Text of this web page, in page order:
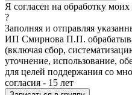
Я согласен на обработку
?
Заполняя и отправляя
ИП Смирнова П.П.
(включая сбор,
уточнение, использование,
для целей поддержания со
согласия - 15 лет